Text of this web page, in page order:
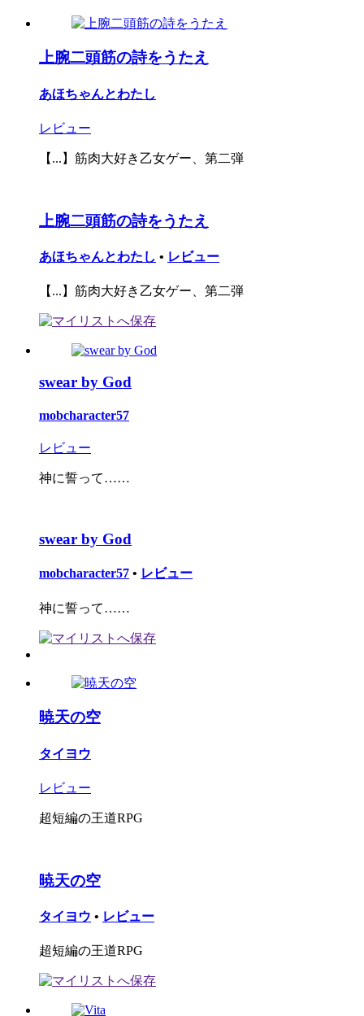
上腕二頭筋の詩をうたえ
あほちゃんとわたし
レビュー
【...】筋肉大好き乙女ゲー、第二弾
上腕二頭筋の詩をうたえ
あほちゃんとわたし • レビュー
【...】筋肉大好き乙女ゲー、第二弾
swear by God
mobcharacter57
レビュー
神に誓って……
swear by God
mobcharacter57 • レビュー
神に誓って……
暁天の空
タイヨウ
レビュー
超短編の王道RPG
暁天の空
タイヨウ • レビュー
超短編の王道RPG